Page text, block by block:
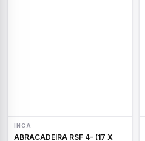
INCA
ABRACADEIRA RSF 4- (17 X